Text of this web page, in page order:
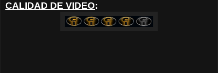
CALIDAD DE VIDEO: